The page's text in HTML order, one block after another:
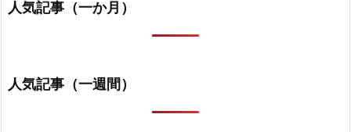
人気記事（一か月）
人気記事（一週間）